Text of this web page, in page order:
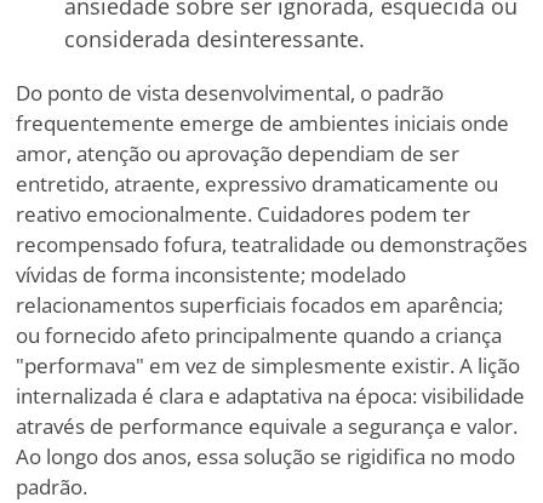
ansiedade sobre ser ignorada, esquecida ou
considerada desinteressante.
Do ponto de vista desenvolvimental, o padrão
frequentemente emerge de ambientes iniciais onde
amor, atenção ou aprovação dependiam de ser
entretido, atraente, expressivo dramaticamente ou
reativo emocionalmente. Cuidadores podem ter
recompensado fofura, teatralidade ou demonstrações
vívidas de forma inconsistente; modelado
relacionamentos superficiais focados em aparência;
ou fornecido afeto principalmente quando a criança
"performava" em vez de simplesmente existir. A lição
internalizada é clara e adaptativa na época: visibilidade
através de performance equivale a segurança e valor.
Ao longo dos anos, essa solução se rigidifica no modo
padrão.